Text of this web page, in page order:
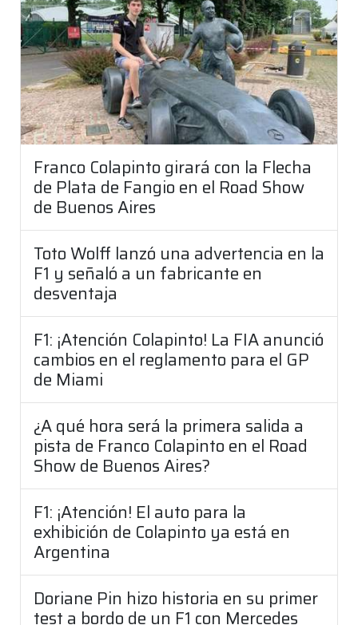
Franco Colapinto girará con la Flecha
de Plata de Fangio en el Road Show
de Buenos Aires
Toto Wolff lanzó una advertencia en la
F1 y señaló a un fabricante en
desventaja
F1: ¡Atención Colapinto! La FIA anunció
cambios en el reglamento para el GP
de Miami
¿A qué hora será la primera salida a
pista de Franco Colapinto en el Road
Show de Buenos Aires?
F1: ¡Atención! El auto para la
exhibición de Colapinto ya está en
Argentina
Doriane Pin hizo historia en su primer
test a bordo de un F1 con Mercedes